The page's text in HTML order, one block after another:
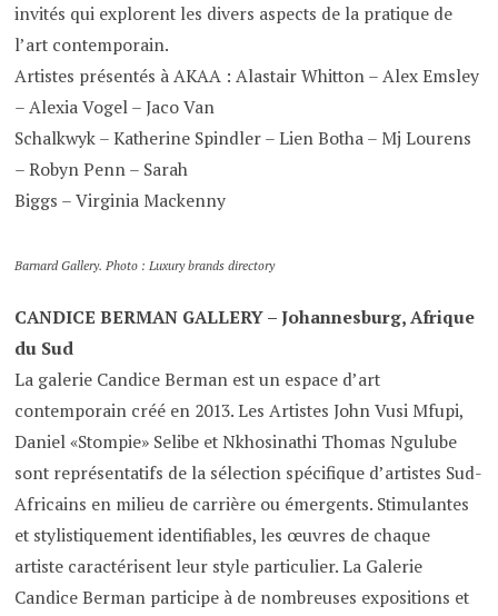
invités qui explorent les divers aspects de la pratique de
l’art contemporain.
Artistes présentés à AKAA : Alastair Whitton – Alex Emsley
– Alexia Vogel – Jaco Van
Schalkwyk – Katherine Spindler – Lien Botha – Mj Lourens
– Robyn Penn – Sarah
Biggs – Virginia Mackenny
Barnard Gallery. Photo : Luxury brands directory
CANDICE BERMAN GALLERY – Johannesburg, Afrique
du Sud
La galerie Candice Berman est un espace d’art
contemporain créé en 2013. Les Artistes John Vusi Mfupi,
Daniel «Stompie» Selibe et Nkhosinathi Thomas Ngulube
sont représentatifs de la sélection spécifique d’artistes Sud-
Africains en milieu de carrière ou émergents. Stimulantes
et stylistiquement identifiables, les œuvres de chaque
artiste caractérisent leur style particulier. La Galerie
Candice Berman participe à de nombreuses expositions et